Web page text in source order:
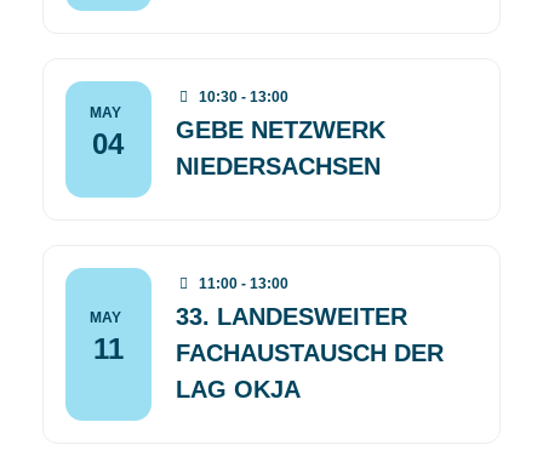
MAY
04
10:30 - 13:00
GEBE NETZWERK
NIEDERSACHSEN
MAY
11
11:00 - 13:00
33. LANDESWEITER
FACHAUSTAUSCH DER
LAG OKJA